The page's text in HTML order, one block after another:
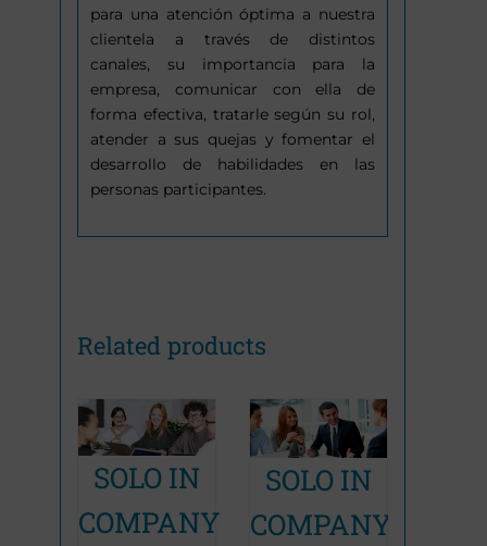
para una atención óptima a nuestra
clientela a través de distintos
canales, su importancia para la
empresa, comunicar con ella de
forma efectiva, tratarle según su rol,
atender a sus quejas y fomentar el
desarrollo de habilidades en las
personas participantes.
Related products
Promoción Terminada
SOLO IN
COMPANY
Promoción Terminada
SOLO IN
COMPANY